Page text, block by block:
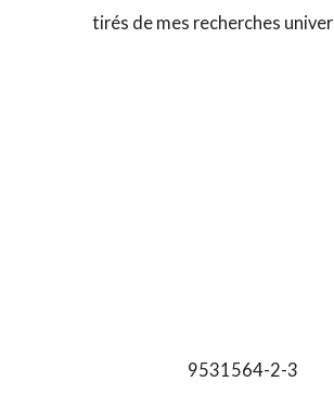
tirés de mes recherches
9531564-2-3